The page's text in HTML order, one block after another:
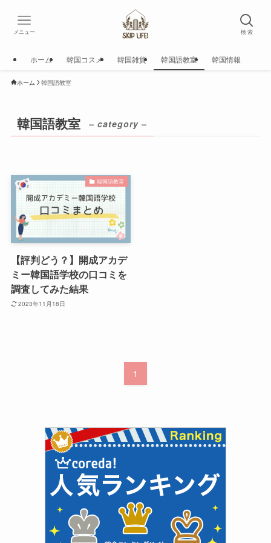
検 索
メニュー
ホーム 韓国コスメ 韓国雑貨 韓国語教室 韓国情報
ホーム 韓国語教室
韓国語教室 – category –
韓国語教室
【評判どう？】開成アカデ
ミー韓国語学校の口コミを
調査してみた結果
2023年11月18日
1